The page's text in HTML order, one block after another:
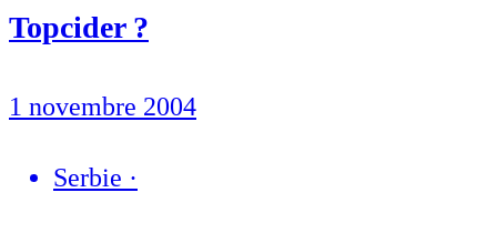
Topcider ?
1 novembre 2004
Serbie ·